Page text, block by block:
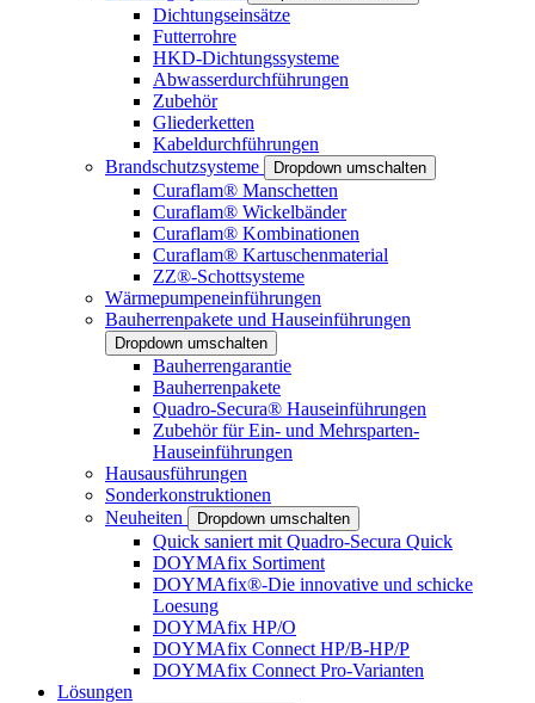
Dichtungseinsätze
Futterrohre
HKD-Dichtungssysteme
Abwasserdurchführungen
Zubehör
Gliederketten
Kabeldurchführungen
Brandschutzsysteme
Dropdown umschalten
Curaflam® Manschetten
Curaflam® Wickelbänder
Curaflam® Kombinationen
Curaflam® Kartuschenmaterial
ZZ®-Schottsysteme
Wärmepumpeneinführungen
Bauherrenpakete und Hauseinführungen
Dropdown umschalten
Bauherrengarantie
Bauherrenpakete
Quadro-Secura® Hauseinführungen
Zubehör für Ein- und Mehrsparten-
Hauseinführungen
Hausausführungen
Sonderkonstruktionen
Neuheiten
Dropdown umschalten
Quick saniert mit Quadro-Secura Quick
DOYMAfix Sortiment
DOYMAfix®-Die innovative und schicke
Loesung
DOYMAfix HP/O
DOYMAfix Connect HP/B-HP/P
DOYMAfix Connect Pro-Varianten
Lösungen